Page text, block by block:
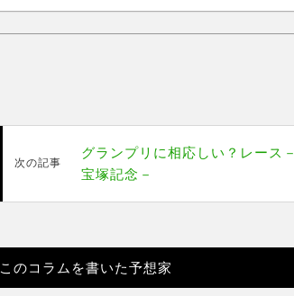
次の記事
グランプリに相応しい？レース－
宝塚記念－
このコラムを書いた予想家